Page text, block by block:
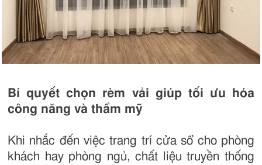
Bí quyết chọn rèm vải giúp tối ưu hóa
công năng và thẩm mỹ
Khi nhắc đến việc trang trí cửa sổ cho phòng
khách hay phòng ngủ, chất liệu truyền thống